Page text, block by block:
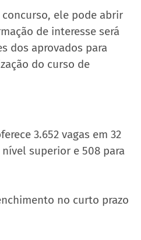
ele pode abrir
de interesse será
dos aprovados para
do curso de
3.652 vagas em 32
superior e 508 para
no curto prazo